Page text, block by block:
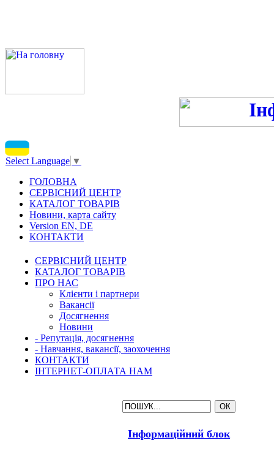
Select Language ▼
ГОЛОВНА
СЕРВІСНИЙ ЦЕНТР
КАТАЛОГ ТОВАРІВ
Новини, карта сайту
Version EN, DE
КОНТАКТИ
СЕРВІСНИЙ ЦЕНТР
КАТАЛОГ ТОВАРІВ
ПРО НАС
Клієнти і партнери
Вакансії
Досягнення
Новини
- Репутація, досягнення
- Навчання, вакансії, заохочення
КОНТАКТИ
ІНТЕРНЕТ-ОПЛАТА НАМ
Інформаційний блок